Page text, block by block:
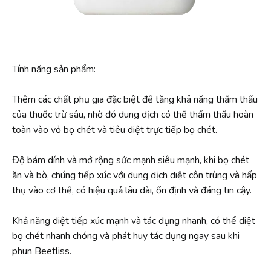
Tính năng sản phẩm:
Thêm các chất phụ gia đặc biệt để tăng khả năng thẩm thấu
của thuốc trừ sâu, nhờ đó dung dịch có thể thẩm thấu hoàn
toàn vào vỏ bọ chét và tiêu diệt trực tiếp bọ chét.
Độ bám dính và mở rộng sức mạnh siêu mạnh, khi bọ chét
ăn và bò, chúng tiếp xúc với dung dịch diệt côn trùng và hấp
thụ vào cơ thể, có hiệu quả lâu dài, ổn định và đáng tin cậy.
Khả năng diệt tiếp xúc mạnh và tác dụng nhanh, có thể diệt
bọ chét nhanh chóng và phát huy tác dụng ngay sau khi
phun Beetliss.